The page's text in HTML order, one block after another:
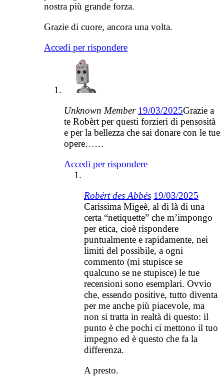
nostra più grande forza.
Grazie di cuore, ancora una volta.
Accedi per rispondere
Unknown Member 19/03/2025Grazie a
te Robèrt per questi forzieri di pensosità
e per la bellezza che sai donare con le tue
opere……
Accedi per rispondere
Robért des Abbés 19/03/2025
Carissima Migeè, al di là di una
certa “netiquette” che m’impongo
per etica, cioè rispondere
puntualmente e rapidamente, nei
limiti del possibile, a ogni
commento (mi stupisce se
qualcuno se ne stupisce) le tue
recensioni sono esemplari. Ovvio
che, essendo positive, tutto diventa
per me anche più piacevole, ma
non si tratta in realtà di questo: il
punto è che pochi ci mettono il tuo
impegno ed è questo che fa la
differenza.
A presto.